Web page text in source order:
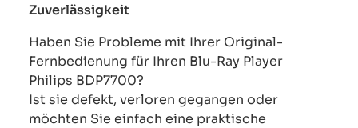
Zuverlässigkeit
Haben Sie Probleme mit Ihrer Original-
Fernbedienung für Ihren Blu-Ray Player
Philips BDP7700?
Ist sie defekt, verloren gegangen oder
möchten Sie einfach eine praktische